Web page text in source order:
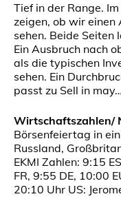
Tief in der Range.
zeigen, ob wir einen
sehen. Beide Seiten
Ein Ausbruch nach
als die typischen
sehen. Ein
passt zu Sell in may…
Wirtschaftszahlen/
Börsenfeiertag in
Russland,
EKMI Zahlen: 9:15
FR, 9:55 DE, 10:00
20:10 Uhr US: